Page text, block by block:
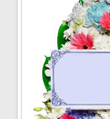
ประเทศ
พวงหรีด
พวงหรีด
ประเทศ